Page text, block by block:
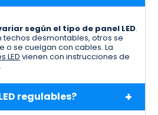
según el tipo de panel LED.
techos desmontables, otros se
o se cuelgan con cables. La
LED vienen con instrucciones de
regulables?